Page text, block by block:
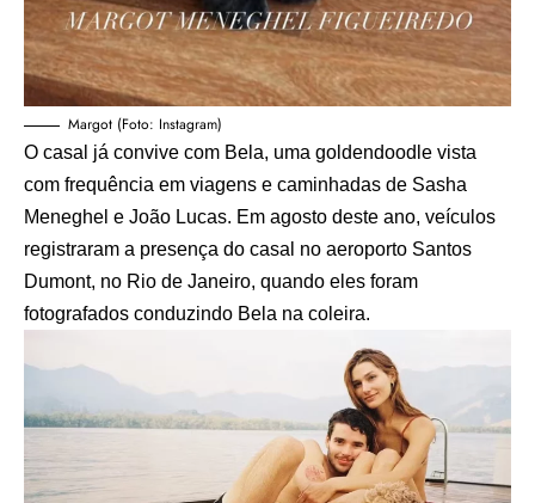
Margot (Foto: Instagram)
O casal já convive com Bela, uma goldendoodle vista
com frequência em viagens e caminhadas de Sasha
Meneghel e João Lucas. Em agosto deste ano, veículos
registraram a presença do casal no aeroporto Santos
Dumont, no Rio de Janeiro, quando eles foram
fotografados conduzindo Bela na coleira.